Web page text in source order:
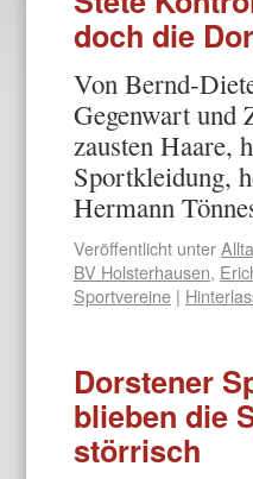
doch die
Von Bernd-
Gegenwart
zausten Haare,
Sportkleidung,
Hermann
Veröffentlicht unter
BV Holsterhausen,
Sportvereine |
Dorstener
blieben die
störrisch